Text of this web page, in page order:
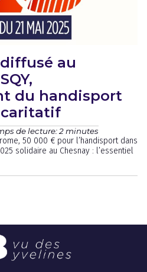
diffusé au
du handisport
de lecture: 2 minutes
50 000 € pour l’handisport dans
solidaire au Chesnay : l’essentiel